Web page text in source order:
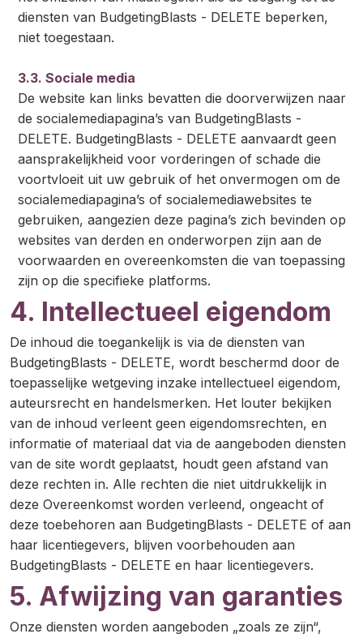
diensten van BudgetingBlasts - DELETE beperken,
niet toegestaan.
3.3. Sociale media
De website kan links bevatten die doorverwijzen naar
de socialemediapagina’s van BudgetingBlasts -
DELETE. BudgetingBlasts - DELETE aanvaardt geen
aansprakelijkheid voor vorderingen of schade die
voortvloeit uit uw gebruik of het onvermogen om de
socialemediapagina’s of socialemediawebsites te
gebruiken, aangezien deze pagina’s zich bevinden op
websites van derden en onderworpen zijn aan de
voorwaarden en overeenkomsten die van toepassing
zijn op die specifieke platforms.
4. Intellectueel eigendom
De inhoud die toegankelijk is via de diensten van
BudgetingBlasts - DELETE, wordt beschermd door de
toepasselijke wetgeving inzake intellectueel eigendom,
auteursrecht en handelsmerken. Het louter bekijken
van de inhoud verleent geen eigendomsrechten, en
informatie of materiaal dat via de aangeboden diensten
van de site wordt geplaatst, houdt geen afstand van
deze rechten in. Alle rechten die niet uitdrukkelijk in
deze Overeenkomst worden verleend, ongeacht of
deze toebehoren aan BudgetingBlasts - DELETE of aan
haar licentiegevers, blijven voorbehouden aan
BudgetingBlasts - DELETE en haar licentiegevers.
5. Afwijzing van garanties
Onze diensten worden aangeboden „zoals ze zijn“,